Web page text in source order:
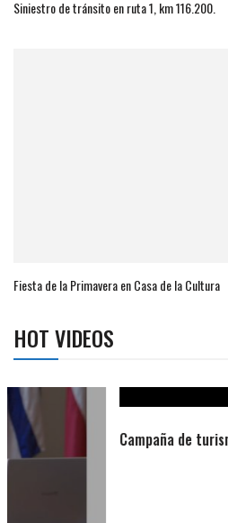
Siniestro de tránsito en ruta 1, km 116.200.
Fiesta de la Primavera en Casa de la Cultura
HOT VIDEOS
Campaña de turismo otoño-invierno